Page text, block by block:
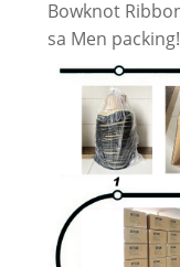
Bowknot
sa Men packing!